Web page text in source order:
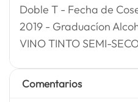
Doble T - Fecha de
2019 - Graduacíon
VINO TINTO SEMI-
Comentarios